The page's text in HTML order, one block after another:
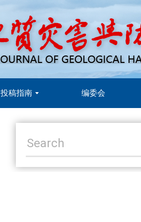
投稿指南 编委会